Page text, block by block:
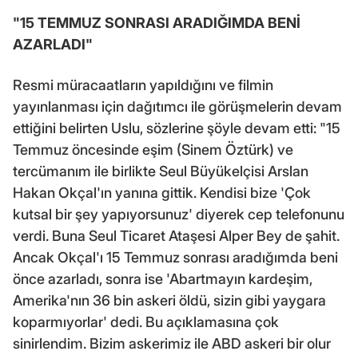
"15 TEMMUZ SONRASI ARADIĞIMDA BENİ
AZARLADI"
Resmi müracaatların yapıldığını ve filmin
yayınlanması için dağıtımcı ile görüşmelerin devam
ettiğini belirten Uslu, sözlerine şöyle devam etti: "15
Temmuz öncesinde eşim (Sinem Öztürk) ve
tercümanım ile birlikte Seul Büyükelçisi Arslan
Hakan Okçal'ın yanına gittik. Kendisi bize 'Çok
kutsal bir şey yapıyorsunuz' diyerek cep telefonunu
verdi. Buna Seul Ticaret Ataşesi Alper Bey de şahit.
Ancak Okçal'ı 15 Temmuz sonrası aradığımda beni
önce azarladı, sonra ise 'Abartmayın kardeşim,
Amerika'nın 36 bin askeri öldü, sizin gibi yaygara
koparmıyorlar' dedi. Bu açıklamasına çok
sinirlendim. Bizim askerimiz ile ABD askeri bir olur